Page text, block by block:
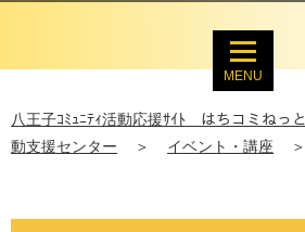
MENU
八王子ｺﾐｭﾆﾃｨ活動応援ｻｲﾄ はちコミねっと
動支援センター
＞ イベント・講座 ＞